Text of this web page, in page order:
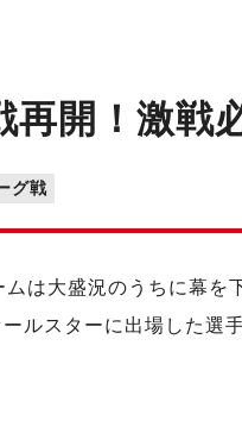
開！激戦
グ戦
は大盛況のうちに幕
ルスターに出場した